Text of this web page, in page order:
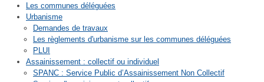
Les communes déléguées
Urbanisme
Demandes de travaux
Les règlements d'urbanisme sur les communes déléguées
PLUI
Assainissement : collectif ou individuel
SPANC : Service Public d’Assainissement Non Collectif